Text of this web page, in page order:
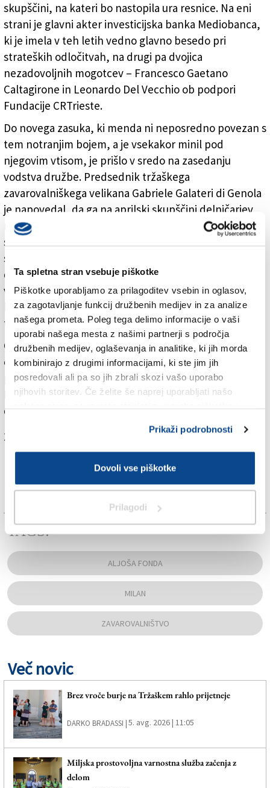
Ta spletna stran vsebuje piškotke
Piškotke uporabljamo za prilagoditev vsebin in oglasov,
za zagotavljanje funkcij družbenih medijev in za analize
našega prometa. Poleg tega delimo informacije o vaši
uporabi našega mesta z našimi partnerji s področja
družbenih medijev, oglaševanja in analitike, ki jih morda
kombinirajo z drugimi informacijami, ki ste jim jih
posredovali ali pa so jih zbrali skozi vašo uporabo
njihovih storitev. Če želite še naprej uporabljati našo
Prikaži podrobnosti
Dovoli vse piškotke
Prilagodi
skupščini, na kateri bo nastopila ura resnice. Na eni
strani je glavni akter investicijska banka Mediobanca,
ki je imela v teh letih vedno glavno besedo pri
strateških odločitvah, na drugi pa dvojica
nezadovoljnih mogotcev – Francesco Gaetano
Caltagirone in Leonardo Del Vecchio ob podpori
Fundacije CRTrieste.
Do novega zasuka, ki menda ni neposredno povezan s
tem notranjim bojem, a je vsekakor minil pod
njegovim vtisom, je prišlo v sredo na zasedanju
vodstva družbe. Predsednik tržaškega
zavarovalniškega velikana Gabriele Galateri di Genola
je napovedal, da ga na aprilski skupščini delničarjev
ne bo na nobeni kandidatni isti za obnovo upravnega
sveta. S predsedniškega mesta, pa tudi iz upravnega
sveta, se poslavlja v skladu s pravilnikom delniških
družb, ki določa, da upravitelji z več kot devetimi leti
v isti funkciji ne izpolnjujejo več pogoja neodvisnosti,
kar bi bilo tudi v odnosu do praks na mednarodnih
trgih neprimerno, je poročala tiskovna agencija Ansa.
Galateri di Genola je družbi Generali predsedoval
enajst let, sedem let pa je bil njen podpredsednik. V
preteklosti je že predsedoval Telecomu in
Mediobanci, še prej je bil le za nekaj mesecev izvršni
direktor Fiata.
Za branje in pisanje komentarjev je potrebna prijava
TAGS:
ALJOŠA FONDA
MILAN
ZAVAROVALNIŠTVO
Več novic
Brez vroče burje na Tržaškem rahlo prijetneje
DARKO BRADASSI |5. avg. 2026 | 11:05
Miljska prostovoljna varnostna služba začenja z
delom